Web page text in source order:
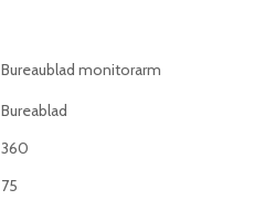
Bureaublad monitorarm
Bureablad
360
75